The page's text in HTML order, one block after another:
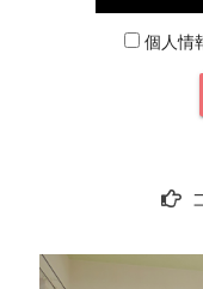
個人情